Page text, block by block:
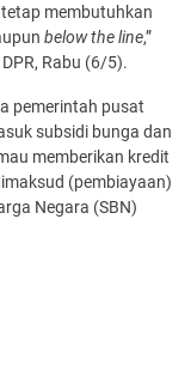
membutuhkan
below the line,”
Rabu (6/5).
pemerintah pusat
subsidi bunga dan
memberikan kredit
(pembiayaan)
Negara (SBN)